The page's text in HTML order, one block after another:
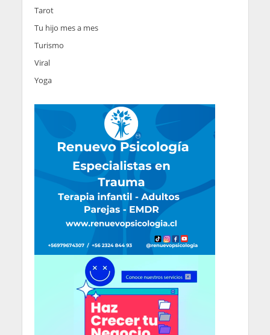
Tarot
Tu hijo mes a mes
Turismo
Viral
Yoga